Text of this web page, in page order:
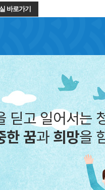
바로가기
역경을 딛고 일
소중한 꿈과